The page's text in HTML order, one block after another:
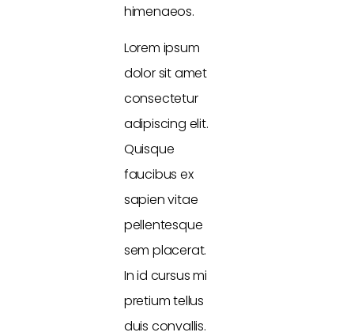
himenaeos.
Lorem ipsum
dolor sit amet
consectetur
adipiscing elit.
Quisque
faucibus ex
sapien vitae
pellentesque
sem placerat.
In id cursus mi
pretium tellus
duis convallis.